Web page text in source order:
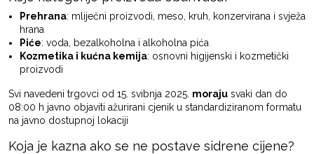
Prehrana: mliječni proizvodi, meso, kruh, konzervirana i svježa
hrana
Piće: voda, bezalkoholna i alkoholna pića
Kozmetika i kućna kemija: osnovni higijenski i kozmetički
proizvodi
Svi navedeni trgovci od 15. svibnja 2025. moraju svaki dan do
08:00 h javno objaviti ažurirani cjenik u standardiziranom formatu
na javno dostupnoj lokaciji
Koja je kazna ako se ne postave sidrene cijene?